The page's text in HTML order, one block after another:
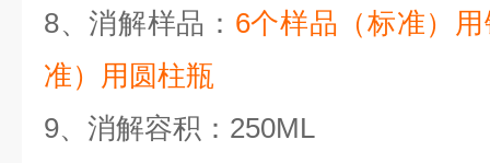
8、消解样品： 6个样品（标准）
准）用圆柱瓶
9、消解容积：250ML